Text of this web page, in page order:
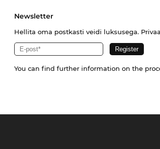
Newsletter
Hellita oma postkasti veidi luksusega.
You can find further information on the